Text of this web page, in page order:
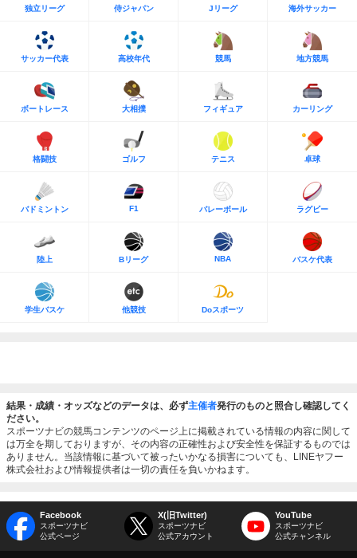
独立リーグ 侍ジャパン Jリーグ 海外サッカー
サッカー代表 高校年代 競馬 地方競馬
ボートレース 大相撲 フィギュア カーリング
格闘技 ゴルフ テニス 卓球
バドミントン F1 バレーボール ラグビー
陸上 Bリーグ NBA バスケ代表
学生バスケ 他競技 Doスポーツ
結果・成績・オッズなどのデータは、必ず主催者発行のものと照合し確認してく
ださい。
スポーツナビの競馬コンテンツのページ上に掲載されている情報の内容に関して
は万全を期しておりますが、その内容の正確性および安全性を保証するものでは
ありません。当該情報に基づいて被ったいかなる損害についても、LINEヤフー
株式会社および情報提供者は一切の責任を負いかねます。
Facebook
スポーツナビ
公式ページ
X(旧Twitter)
スポーツナビ
公式アカウント
YouTube
スポーツナビ
公式チャンネル